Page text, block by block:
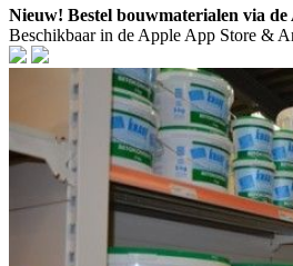
Nieuw! Bestel bouwmaterialen via de
Beschikbaar in de Apple App Store &